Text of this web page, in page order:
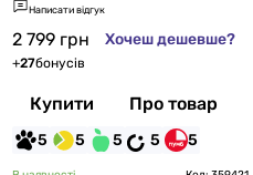
Написати відгук
2 799 грн Хочеш дешевше?
+27бонусів
Купити Про товар
5 5 5 5 5